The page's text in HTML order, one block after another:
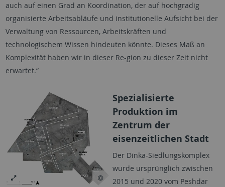
auch auf einen Grad an Koordination, der auf hochgradig
organisierte Arbeitsabläufe und institutionelle Aufsicht bei der
Verwaltung von Ressourcen, Arbeitskräften und
technologischem Wissen hindeuten könnte. Dieses Maß an
Komplexität haben wir in dieser Re-gion zu dieser Zeit nicht
erwartet.“
Spezialisierte
Produktion im
Zentrum der
eisenzeitlichen Stadt
Der Dinka-Siedlungskomplex
wurde ursprünglich zwischen
2015 und 2020 vom Peshdar